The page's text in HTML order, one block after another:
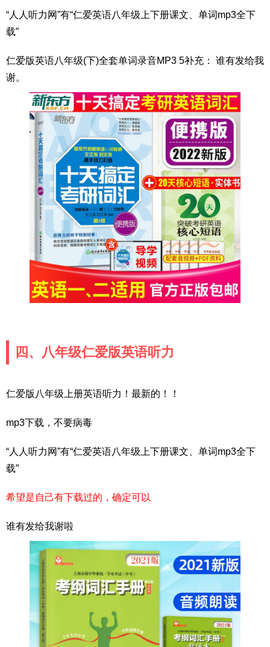
“人人听力网”有“仁爱英语八年级上下册课文、单词mp3全下
载”
仁爱版英语八年级(下)全套单词录音MP3 5补充： 谁有发给我
谢。
四、八年级仁爱版英语听力
仁爱版八年级上册英语听力！最新的！！
mp3下载，不要病毒
“人人听力网”有“仁爱英语八年级上下册课文、单词mp3全下
载”
希望是自己有下载过的，确定可以
谁有发给我谢啦